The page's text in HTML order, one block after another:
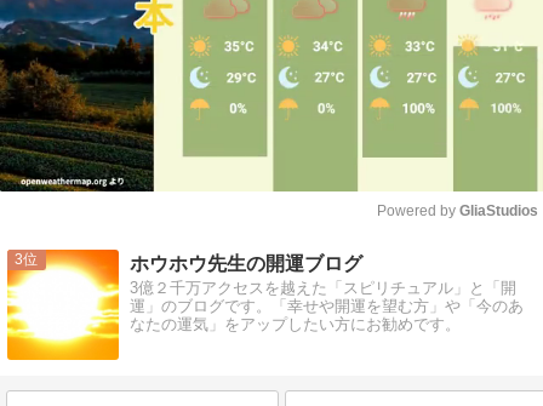
Powered by GliaStudios
3 ホウホウ先生の開運ブログ
3億２千万アクセスを越えた「スピリチュアル」と「開
運」のブログです。「幸せや開運を望む方」や「今のあ
なたの運気」をアップしたい方にお勧めです。